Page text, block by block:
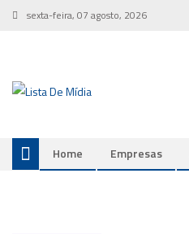
Skip
sexta-feira, 07 agosto, 2026
Home Empresas